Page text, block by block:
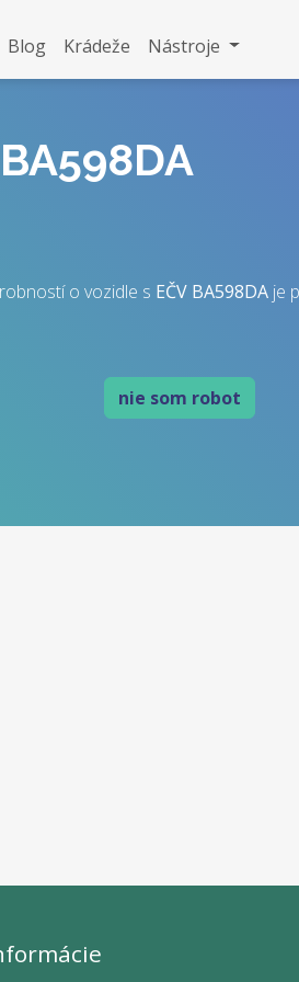
Blog Krádeže Nástroje
o vozidle s EČV BA598DA je
nie som robot